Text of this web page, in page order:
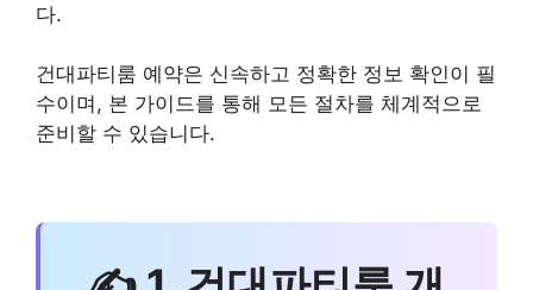
다.
건대파티룸 예약은 신속하고 정확한 정보 확인이 필
수이며, 본 가이드를 통해 모든 절차를 체계적으로
준비할 수 있습니다.